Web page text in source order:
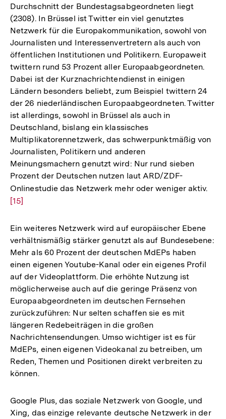
Durchschnitt der Bundestagsabgeordneten liegt
(2308). In Brüssel ist Twitter ein viel genutztes
Netzwerk für die Europakommunikation, sowohl von
Journalisten und Interessenvertretern als auch von
öffentlichen Institutionen und Politikern. Europaweit
twittern rund 53 Prozent aller Europaabgeordneten.
Dabei ist der Kurznachrichtendienst in einigen
Ländern besonders beliebt, zum Beispiel twittern 24
der 26 niederländischen Europaabgeordneten. Twitter
ist allerdings, sowohl in Brüssel als auch in
Deutschland, bislang ein klassisches
Multiplikatorennetzwerk, das schwerpunktmäßig von
Journalisten, Politikern und anderen
Meinungsmachern genutzt wird: Nur rund sieben
Prozent der Deutschen nutzen laut ARD/ZDF-
Onlinestudie das Netzwerk mehr oder weniger aktiv.
[15]
Ein weiteres Netzwerk wird auf europäischer Ebene
verhältnismäßig stärker genutzt als auf Bundesebene:
Mehr als 60 Prozent der deutschen MdEPs haben
einen eigenen Youtube-Kanal oder ein eigenes Profil
auf der Videoplattform. Die erhöhte Nutzung ist
möglicherweise auch auf die geringe Präsenz von
Europaabgeordneten im deutschen Fernsehen
zurückzuführen: Nur selten schaffen sie es mit
längeren Redebeiträgen in die großen
Nachrichtensendungen. Umso wichtiger ist es für
MdEPs, einen eigenen Videokanal zu betreiben, um
Reden, Themen und Positionen direkt verbreiten zu
können.
Google Plus, das soziale Netzwerk von Google, und
Xing, das einzige relevante deutsche Netzwerk in der